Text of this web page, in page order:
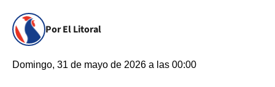
Por El Litoral
Domingo, 31 de mayo de 2026 a las 00:00